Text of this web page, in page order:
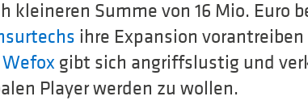
kleineren Summe von 16 Mio. Euro
ihre Expansion
Wefox gibt sich angriffslustig und
Player werden zu wollen.